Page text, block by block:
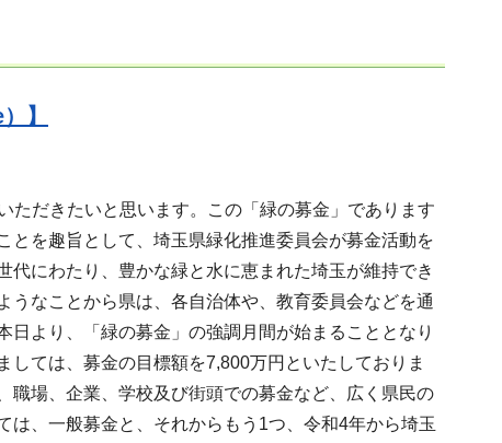
】
ただきたいと思います。この「緑の募金」であります
を趣旨として、埼玉県緑化推進委員会が募金活動を
にわたり、豊かな緑と水に恵まれた埼玉が維持でき
なことから県は、各自治体や、教育委員会などを通
より、「緑の募金」の強調月間が始まることとなり
ては、募金の目標額を7,800万円といたしておりま
職場、企業、学校及び街頭での募金など、広く県民の
、一般募金と、それからもう1つ、令和4年から埼玉